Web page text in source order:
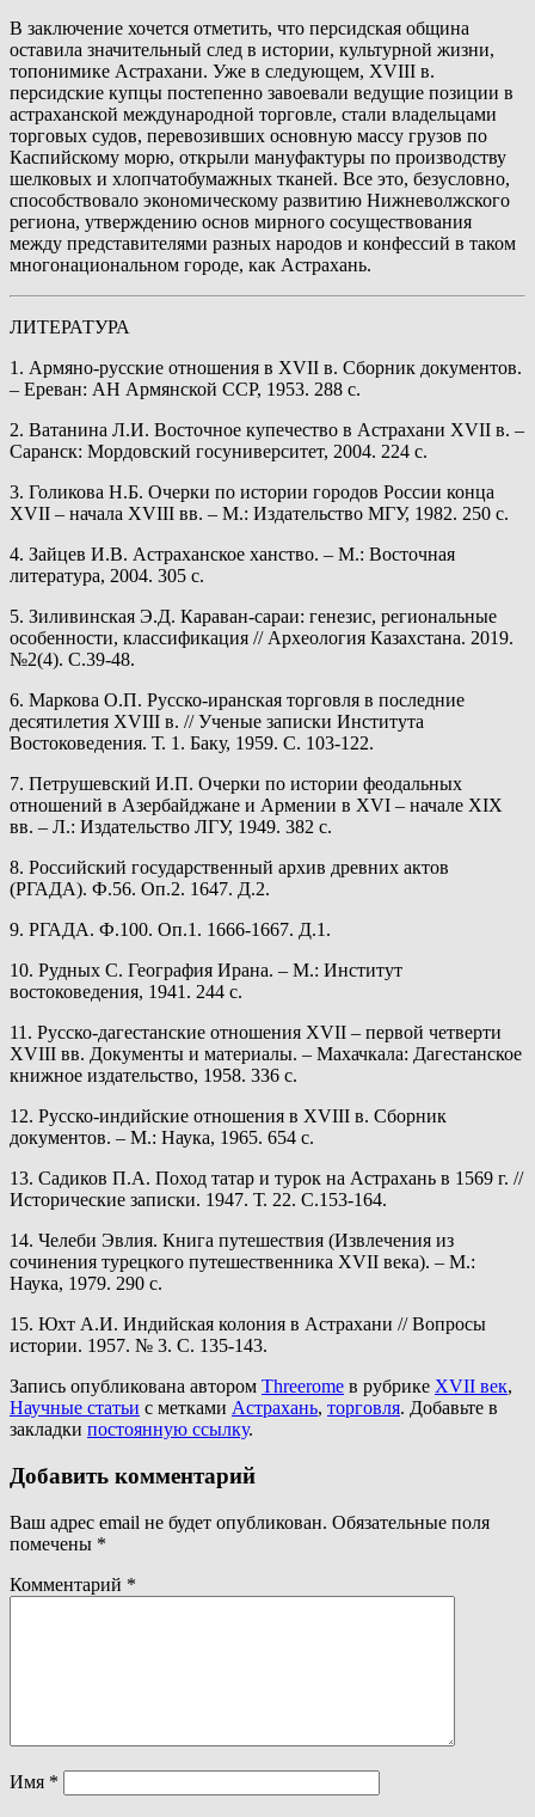
В заключение хочется отметить, что персидская община
оставила значительный след в истории, культурной жизни,
топонимике Астрахани. Уже в следующем, XVIII в.
персидские купцы постепенно завоевали ведущие позиции в
астраханской международной торговле, стали владельцами
торговых судов, перевозивших основную массу грузов по
Каспийскому морю, открыли мануфактуры по производству
шелковых и хлопчатобумажных тканей. Все это, безусловно,
способствовало экономическому развитию Нижневолжского
региона, утверждению основ мирного сосуществования
между представителями разных народов и конфессий в таком
многонациональном городе, как Астрахань.
ЛИТЕРАТУРА
1. Армяно-русские отношения в XVII в. Сборник документов.
– Ереван: АН Армянской ССР, 1953. 288 с.
2. Ватанина Л.И. Восточное купечество в Астрахани XVII в. –
Саранск: Мордовский госуниверситет, 2004. 224 с.
3. Голикова Н.Б. Очерки по истории городов России конца
XVII – начала XVIII вв. – М.: Издательство МГУ, 1982. 250 с.
4. Зайцев И.В. Астраханское ханство. – М.: Восточная
литература, 2004. 305 с.
5. Зиливинская Э.Д. Караван-сараи: генезис, региональные
особенности, классификация // Археология Казахстана. 2019.
№2(4). С.39-48.
6. Маркова О.П. Русско-иранская торговля в последние
десятилетия XVIII в. // Ученые записки Института
Востоковедения. Т. 1. Баку, 1959. С. 103-122.
7. Петрушевский И.П. Очерки по истории феодальных
отношений в Азербайджане и Армении в XVI – начале XIX
вв. – Л.: Издательство ЛГУ, 1949. 382 с.
8. Российский государственный архив древних актов
(РГАДА). Ф.56. Оп.2. 1647. Д.2.
9. РГАДА. Ф.100. Оп.1. 1666-1667. Д.1.
10. Рудных С. География Ирана. – М.: Институт
востоковедения, 1941. 244 с.
11. Русско-дагестанские отношения XVII – первой четверти
XVIII вв. Документы и материалы. – Махачкала: Дагестанское
книжное издательство, 1958. 336 с.
12. Русско-индийские отношения в XVIII в. Сборник
документов. – М.: Наука, 1965. 654 с.
13. Садиков П.А. Поход татар и турок на Астрахань в 1569 г. //
Исторические записки. 1947. Т. 22. С.153-164.
14. Челеби Эвлия. Книга путешествия (Извлечения из
сочинения турецкого путешественника XVII века). – М.:
Наука, 1979. 290 с.
15. Юхт А.И. Индийская колония в Астрахани // Вопросы
истории. 1957. № 3. С. 135-143.
Запись опубликована автором Threerome в рубрике XVII век,
Научные статьи с метками Астрахань, торговля. Добавьте в
закладки постоянную ссылку.
Добавить комментарий
Ваш адрес email не будет опубликован. Обязательные поля
помечены *
Комментарий *
Имя *